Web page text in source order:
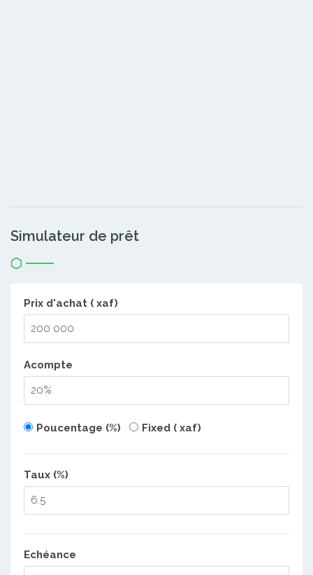
Simulateur de prêt
Prix d'achat ( xaf)
Acompte
Poucentage (%) Fixed ( xaf)
Taux (%)
Echéance